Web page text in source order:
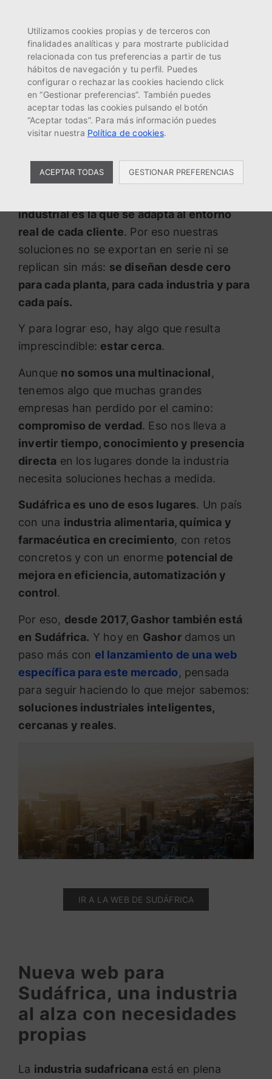
Gashor Sudáfrica:
tecnología a medida con
visión global y raíces
locales
industrial es la que se adapta al entorno
real de cada cliente. Por eso nuestras
soluciones no se exportan en serie ni se
replican sin más: se diseñan desde cero
para cada planta, para cada industria y para
cada país.
Y para lograr eso, hay algo que resulta
imprescindible: estar cerca.
Aunque no somos una multinacional,
tenemos algo que muchas grandes
empresas han perdido por el camino:
compromiso de verdad. Eso nos lleva a
invertir tiempo, conocimiento y presencia
directa en los lugares donde la industria
necesita soluciones hechas a medida.
Sudáfrica es uno de esos lugares. Un país
con una industria alimentaria, química y
farmacéutica en crecimiento, con retos
concretos y con un enorme potencial de
mejora en eficiencia, automatización y
control.
Por eso, desde 2017, Gashor también está
en Sudáfrica. Y hoy en Gashordamos un
paso más con el lanzamiento de una web
específica para este mercado, pensada
para seguir haciendo lo que mejor sabemos:
soluciones industriales inteligentes,
cercanas y reales.
IR A LA WEB DE SUDÁFRICA
Nueva web para
Sudáfrica, una industria
al alza con necesidades
propias
La industria sudafricanaestá en plena
Utilizamos cookies propias y de terceros con
finalidades analíticas y para mostrarte publicidad
relacionada con tus preferencias a partir de tus
hábitos de navegación y tu perfil. Puedes
configurar o rechazar las cookies haciendo click
en “Gestionar preferencias”. También puedes
aceptar todas las cookies pulsando el botón
“Aceptar todas”. Para más información puedes
visitar nuestra Política de cookies.
ACEPTAR TODAS GESTIONAR PREFERENCIAS